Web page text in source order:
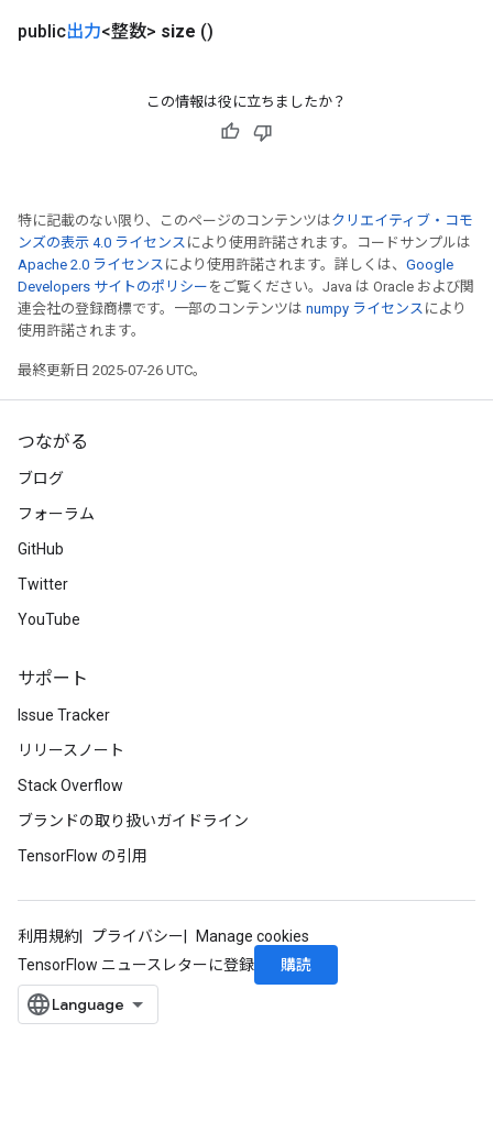
public出力<整数> size ()
この情報は役に立ちましたか？
特に記載のない限り、このページのコンテンツはクリエイティブ・コモ
ンズの表示 4.0 ライセンス により使用許諾されます。コードサンプルは
Apache 2.0 ライセンス により使用許諾されます。詳しくは、 Google
Developers サイトのポリシー をご覧ください。Java は Oracle および関
連会社の登録商標です。一部のコンテンツは numpy ライセンス により
使用許諾されます。
最終更新日 2025-07-26 UTC。
つながる
ブログ
フォーラム
GitHub
Twitter
YouTube
サポート
Issue Tracker
リリースノート
Stack Overflow
ブランドの取り扱いガイドライン
TensorFlow の引用
利用規約 プライバシー
Manage cookies
TensorFlow ニュースレターに登録
購読